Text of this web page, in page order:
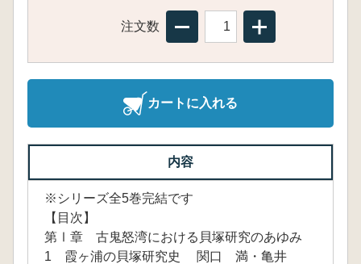
注文数
カートに入れる
内容
※シリーズ全5巻完結です
【目次】
第Ⅰ章 古鬼怒湾における貝塚研究のあゆみ
1 霞ヶ浦の貝塚研究史 関口 満・亀井